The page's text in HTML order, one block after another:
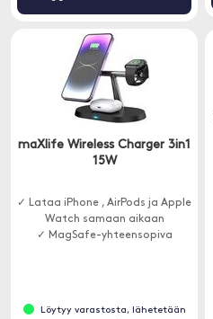
maXlife Wireless Charger 3in1
15W
✓ Lataa iPhone , AirPods ja Apple
Watch samaan aikaan
✓ MagSafe-yhteensopiva
Löytyy varastosta, lähetetään